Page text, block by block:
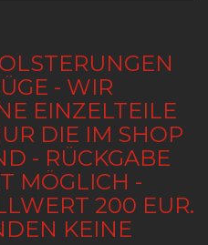
- WIR
EINZELTEILE
DIE IM SHOP
- RÜCKGABE
MÖGLICH -
200 EUR.
KEINE